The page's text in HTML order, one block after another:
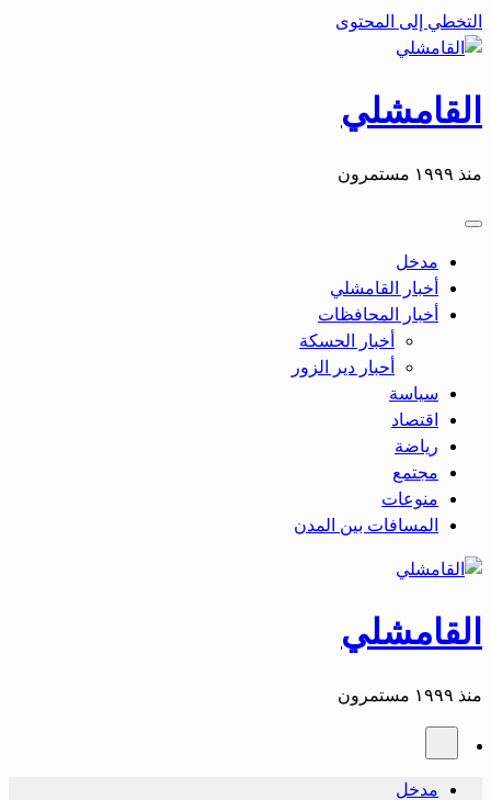
التخطي إلى المحتوى
القامشلي
منذ ١٩٩٩ مستمرون
مدخل
أخبار القامشلي
أخبار المحافظات
أخبار الحسكة
أحبار دير الزور
سياسة
اقتصاد
رياضة
مجتمع
منوعات
المسافات بين المدن
القامشلي
منذ ١٩٩٩ مستمرون
مدخل